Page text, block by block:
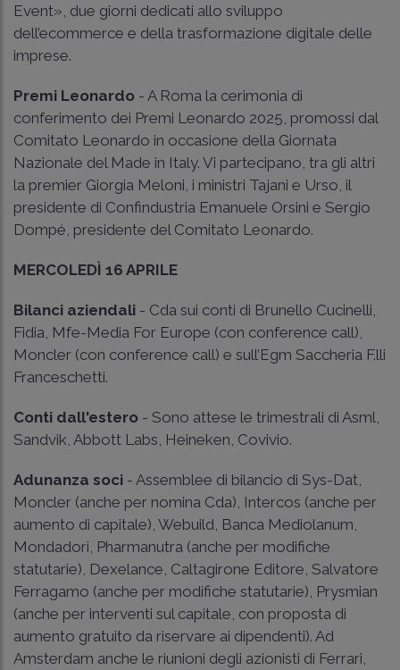
Event», due giorni dedicati allo sviluppo
dell’ecommerce e della trasformazione digitale delle
imprese.
Premi Leonardo - A Roma la cerimonia di
conferimento dei Premi Leonardo 2025, promossi dal
Comitato Leonardo in occasione della Giornata
Nazionale del Made in Italy. Vi partecipano, tra gli altri
la premier Giorgia Meloni, i ministri Tajani e Urso, il
presidente di Confindustria Emanuele Orsini e Sergio
Dompé, presidente del Comitato Leonardo.
MERCOLEDÌ 16 APRILE
Bilanci aziendali - Cda sui conti di Brunello Cucinelli,
Fidia, Mfe-Media For Europe (con conference call),
Moncler (con conference call) e sull’Egm Saccheria F.lli
Franceschetti.
Conti dall'estero - Sono attese le trimestrali di Asml,
Sandvik, Abbott Labs, Heineken, Covivio.
Adunanza soci - Assemblee di bilancio di Sys-Dat,
Moncler (anche per nomina Cda), Intercos (anche per
aumento di capitale), Webuild, Banca Mediolanum,
Mondadori, Pharmanutra (anche per modifiche
statutarie), Dexelance, Caltagirone Editore, Salvatore
Ferragamo (anche per modifiche statutarie), Prysmian
(anche per interventi sul capitale, con proposta di
aumento gratuito da riservare ai dipendenti). Ad
Amsterdam anche le riunioni degli azionisti di Ferrari,